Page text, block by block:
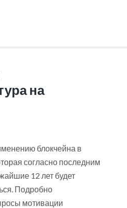
на
блокчейна в
согласно последним
12 лет будет
Подробно
мотивации